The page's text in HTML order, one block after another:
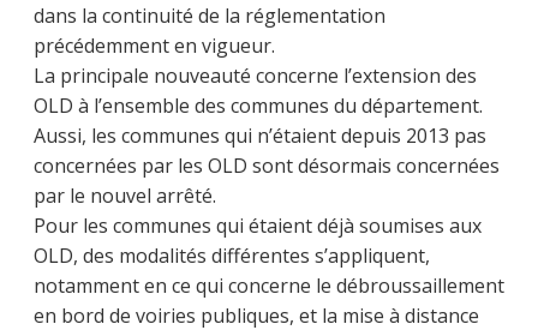
dans la continuité de la réglementation
précédemment en vigueur.
La principale nouveauté concerne l’extension des
OLD à l’ensemble des communes du département.
Aussi, les communes qui n’étaient depuis 2013 pas
concernées par les OLD sont désormais concernées
par le nouvel arrêté.
Pour les communes qui étaient déjà soumises aux
OLD, des modalités différentes s’appliquent,
notamment en ce qui concerne le débroussaillement
en bord de voiries publiques, et la mise à distance